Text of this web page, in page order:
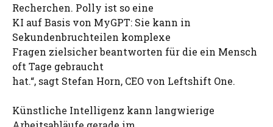
Recherchen. Polly ist so eine
KI auf Basis von MyGPT: Sie kann in
Sekundenbruchteilen komplexe
Fragen zielsicher beantworten für die ein Mensch
oft Tage gebraucht
hat.“, sagt Stefan Horn, CEO von Leftshift One.
Künstliche Intelligenz kann langwierige